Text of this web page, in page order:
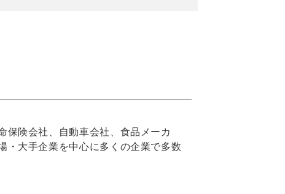
保険会社、自動車会社、食品メーカ
・大手企業を中心に多くの企業で多数